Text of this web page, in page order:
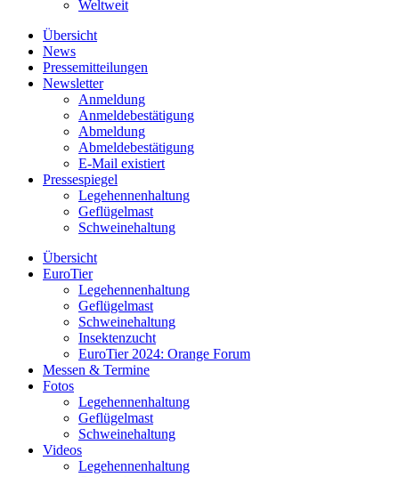
Weltweit
Übersicht
News
Pressemitteilungen
Newsletter
Anmeldung
Anmeldebestätigung
Abmeldung
Abmeldebestätigung
E-Mail existiert
Pressespiegel
Legehennenhaltung
Geflügelmast
Schweinehaltung
Übersicht
EuroTier
Legehennenhaltung
Geflügelmast
Schweinehaltung
Insektenzucht
EuroTier 2024: Orange Forum
Messen & Termine
Fotos
Legehennenhaltung
Geflügelmast
Schweinehaltung
Videos
Legehennenhaltung